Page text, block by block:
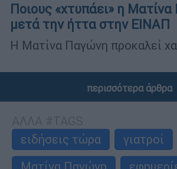
Ποιους «χτυπάει» η
μετά την ήττα στην ΕΙΝΑΠ
Η Ματίνα Παγώνη προκαλεί
περισσότερα άρθρα
ειδήσεις τώρα
γιατροί